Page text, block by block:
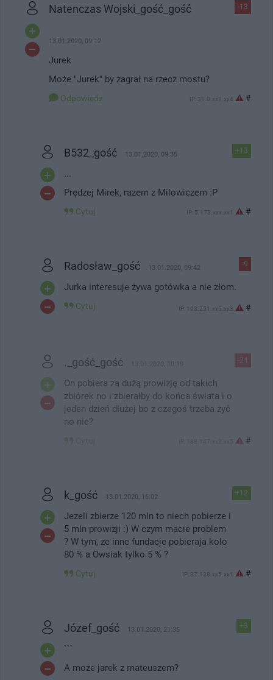
-13
Natenczas Wojski_gość_gość
13.01.2020, 09:12
Jurek
Może "Jurek" by zagrał na rzecz mostu?
Odpowiedz IP: 31.0.xx1.xx4 #
+13
B532_gość 13.01.2020, 09:35
...
Prędzej Mirek, razem z Milowiczem :P
Cytuj IP: 5.173.xxx.xx1 #
-9
Radosław_gość 13.01.2020, 09:42
Jurka interesuje żywa gotówka a nie złom.
Cytuj IP: 103.251.xx5.xx3 #
-24
._gość_gość
On pobiera za dużą prowizję od takich
zbiórek no i zbierałby do końca świata i o
jeden dzień dłużej bo z czegoś trzeba żyć
no nie?
Cytuj #
+12
k_gość 13.01.2020, 16:02
Jezeli zbierze 120 mln to niech pobierze i
5 mln prowizji :) W czym macie problem
? W tym, ze inne fundacje pobieraja kolo
80 % a Owsiak tylko 5 % ?
Cytuj IP: 37.128.xx5.xx1 #
+3
Józef_gość 13.01.2020, 21:35
```
A może jarek z mateuszem?